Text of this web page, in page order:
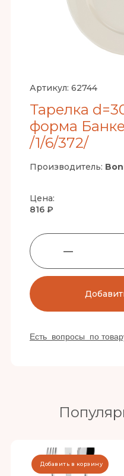
Артикул: 62744
Тарелка
форма
/1/6/372/
Производитель:
Цена:
816 ₽
Есть вопросы по
Добавить в корзину